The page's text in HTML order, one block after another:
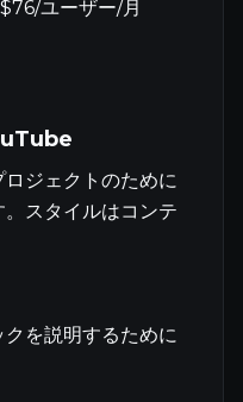
$76/ユーザー/月
ジェクトのために
スタイルはコンテ
を説明するために